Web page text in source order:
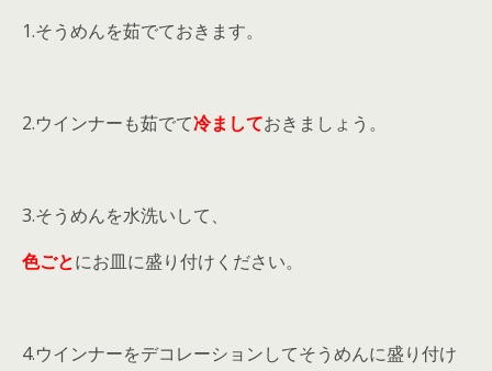
1.そうめんを茹でておきます。
2.ウインナーも茹でて冷ましておきましょう。
3.そうめんを水洗いして、
色ごとにお皿に盛り付けください。
4.ウインナーをデコレーションしてそうめんに盛り付け